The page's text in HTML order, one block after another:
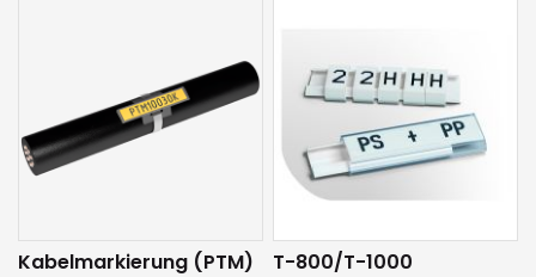
Kabelmarkierung (PTM)
T-800/T-1000